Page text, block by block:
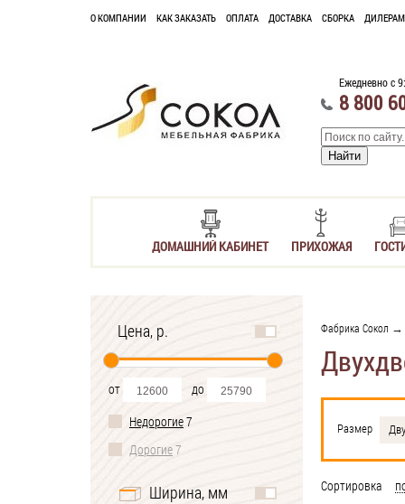
О КОМПАНИИ КАК ЗАКАЗАТЬ ОПЛАТА ДОСТАВКА СБОРКА ДИЛЕРАМ
Ежедневно с
8 800
ДОМАШНИЙ КАБИНЕТ ПРИХОЖАЯ
Цена, р.
от
до
Недорогие7
Дорогие7
Ширина, мм
Фабрика Сокол →
Размер
Сортировка